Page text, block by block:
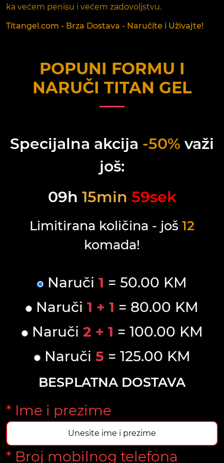
ka većem penisu i većem zadovoljstvu.
Titangel.com - Brza Dostava - Naručite i Uživajte!
POPUNI FORMU I
NARUČI TITAN GEL
Specijalna akcija -50% važi
još:
09h 15min 59sek
Limitirana količina - još 12
komada!
Naruči 1 = 50.00 KM
Naruči 1 + 1 = 80.00 KM
Naruči 2 + 1 = 100.00 KM
Naruči 5 = 125.00 KM
BESPLATNA DOSTAVA
* Ime i prezime
* Broj mobilnog telefona